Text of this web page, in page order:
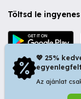
Töltsd le
💖 25%
Az ajánlat